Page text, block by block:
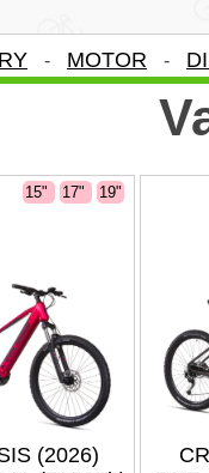
- MOTOR -
15" 17" 19"
(2026)